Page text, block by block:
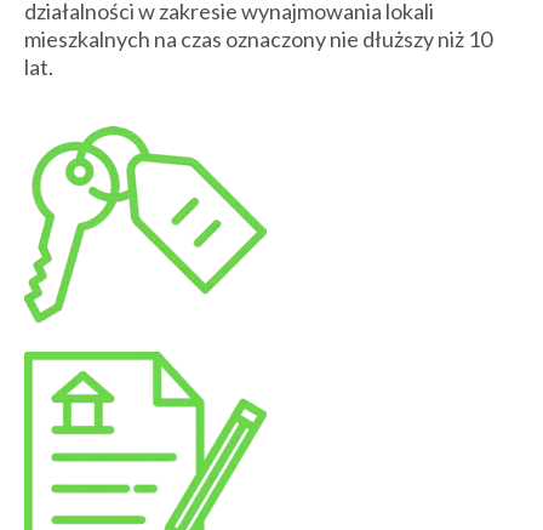
działalności w zakresie wynajmowania lokali
mieszkalnych na czas oznaczony nie dłuższy niż 10
lat.